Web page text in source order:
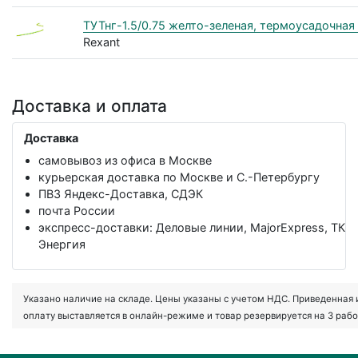
ТУТнг-1.5/0.75 желто-зеленая,
Rexant
Доставка и оплата
Доставка
самовывоз из офиса в Москве
курьерская доставка по Москве и С.-Петербургу
ПВЗ Яндекс-Доставка, СДЭК
почта России
экспресс-доставки: Деловые линии, MajorExpress, ТК
Энергия
Указано наличие на складе. Цены указаны с учетом НДС. Приведенная
оплату выставляется в онлайн-режиме и товар резервируется на 3